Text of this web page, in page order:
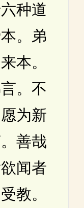
种道
。弟
本。
。不
为新
善哉
闻者
教。